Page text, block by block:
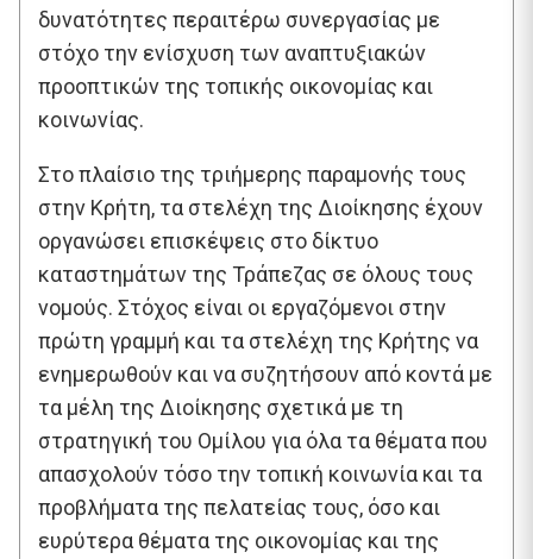
δυνατότητες περαιτέρω συνεργασίας με
στόχο την ενίσχυση των αναπτυξιακών
προοπτικών της τοπικής οικονομίας και
κοινωνίας.
Στο πλαίσιο της τριήμερης παραμονής τους
στην Κρήτη, τα στελέχη της Διοίκησης έχουν
οργανώσει επισκέψεις στο δίκτυο
καταστημάτων της Τράπεζας σε όλους τους
νομούς. Στόχος είναι οι εργαζόμενοι στην
πρώτη γραμμή και τα στελέχη της Κρήτης να
ενημερωθούν και να συζητήσουν από κοντά με
τα μέλη της Διοίκησης σχετικά με τη
στρατηγική του Ομίλου για όλα τα θέματα που
απασχολούν τόσο την τοπική κοινωνία και τα
προβλήματα της πελατείας τους, όσο και
ευρύτερα θέματα της οικονομίας και της